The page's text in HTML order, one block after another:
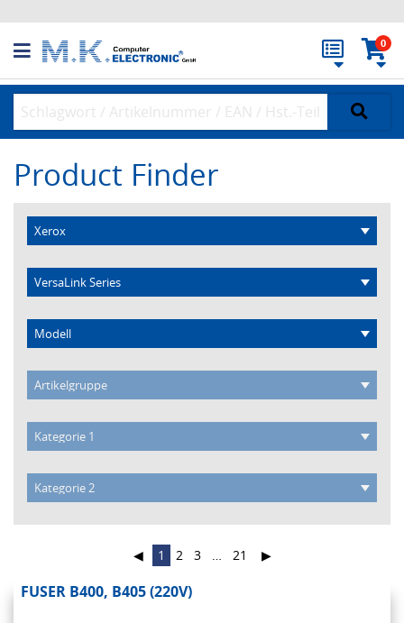
0
Product Finder
◀ 1 2 3 … 21 ▶
FUSER B400, B405 (220V)